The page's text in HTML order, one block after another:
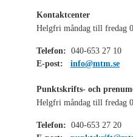
Kontaktcenter
Helgfri måndag till fredag
Telefon: 040-653 27 10
E-post:
info@mtm.se
Punktskrifts- och
Helgfri måndag till fredag
Telefon: 040-653 27 20